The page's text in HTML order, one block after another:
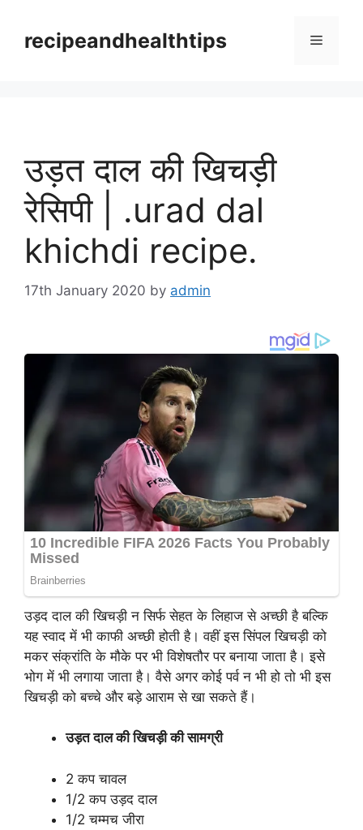
contentrecipeandhealthtips Menu
उड़त दाल की खिचड़ी
रेसिपी | .urad dal
khichdi recipe.
17th January 2020 by admin
उड़द दाल की खिचड़ी न सिर्फ सेहत के लिहाज से अच्छी है बल्कि
यह स्वाद में भी काफी अच्छी होती है। वहीं इस सिंपल खिचड़ी को
मकर संक्रांति के मौके पर भी विशेषतौर पर बनाया जाता है। इसे
भोग में भी लगाया जाता है। वैसे अगर कोई पर्व न भी हो तो भी इस
खिचड़ी को बच्चे और बड़े आराम से खा सकते हैं।
उड़त दाल की खिचड़ी की सामग्री
2 कप चावल
1/2 कप उड़द दाल
1/2 चम्मच जीरा